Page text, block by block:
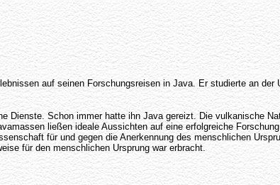
auf seinen Forschungsreisen in Java. Er studierte an
Dienste. Schon immer hatte ihn Java gereizt. Die vulkanische
ließen ideale Aussichten auf eine erfolgreiche
für und gegen die Anerkennung des menschlichen
für den menschlichen Ursprung war erbracht.